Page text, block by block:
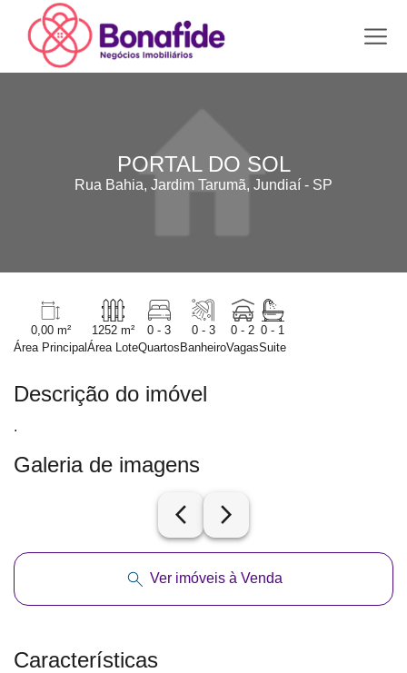
PORTAL DO SOL
Rua Bahia, Jardim Tarumã, Jundiaí - SP
0,00 m²
Área Principal
1252 m²
Área Lote
0 - 3
Quartos
0 - 3
Banheiro
0 - 2
Vagas
0 - 1
Suite
Descrição do imóvel
.
Galeria de imagens
arrow_back_ios_new arrow_forward_ios
Ver imóveis à Venda
Características